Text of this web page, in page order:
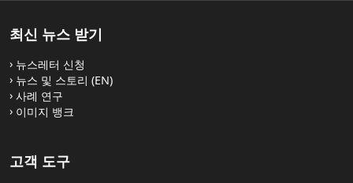
최신 뉴스 받기
뉴스레터 신청
뉴스 및 스토리 (EN)
사례 연구
이미지 뱅크
고객 도구